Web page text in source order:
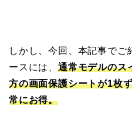
しかし、今回、本記事でご
ースには、 通常モデルのス
方の画面保護シートが1枚
常にお得。